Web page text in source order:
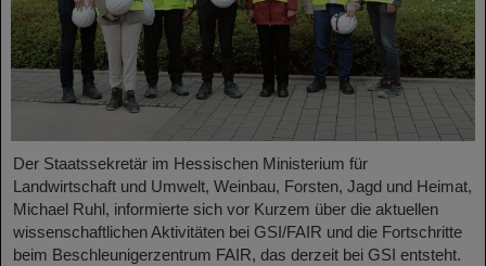
Der Staatssekretär im Hessischen Ministerium für
Landwirtschaft und Umwelt, Weinbau, Forsten, Jagd und Heimat,
Michael Ruhl, informierte sich vor Kurzem über die aktuellen
wissenschaftlichen Aktivitäten bei GSI/FAIR und die Fortschritte
beim Beschleunigerzentrum FAIR, das derzeit bei GSI entsteht.